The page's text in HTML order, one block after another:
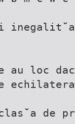
loc
de